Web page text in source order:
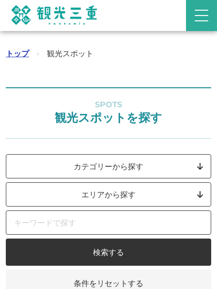
トップ › 観光スポット
SPOTS
観光スポットを探す
カテゴリーから探す
エリアから探す
検索する
条件をリセットする